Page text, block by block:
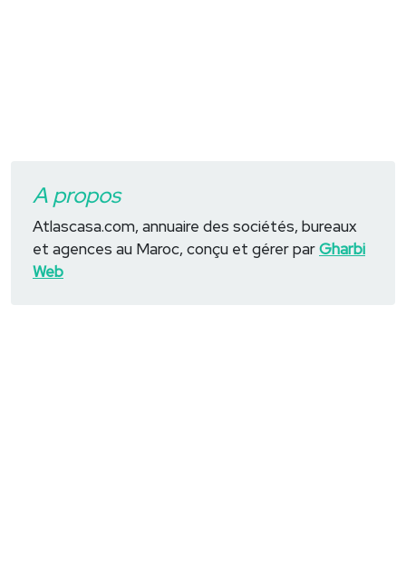
A propos
Atlascasa.com, annuaire des sociétés, bureaux
et agences au Maroc, conçu et gérer parGharbi
Web